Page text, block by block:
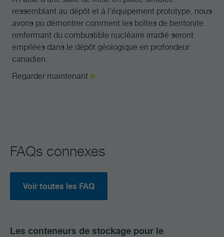
ressemblant au dépôt et à l'équipement prototype, nous
avons pu démontrer comment les boîtes de bentonite
renfermant du combustible nucléaire irradié seront
empilées dans le dépôt géologique en profondeur
canadien.
Regarder maintenant
FAQs connexes
Voir toutes les FAQ
Les conteneurs de stockage pour le